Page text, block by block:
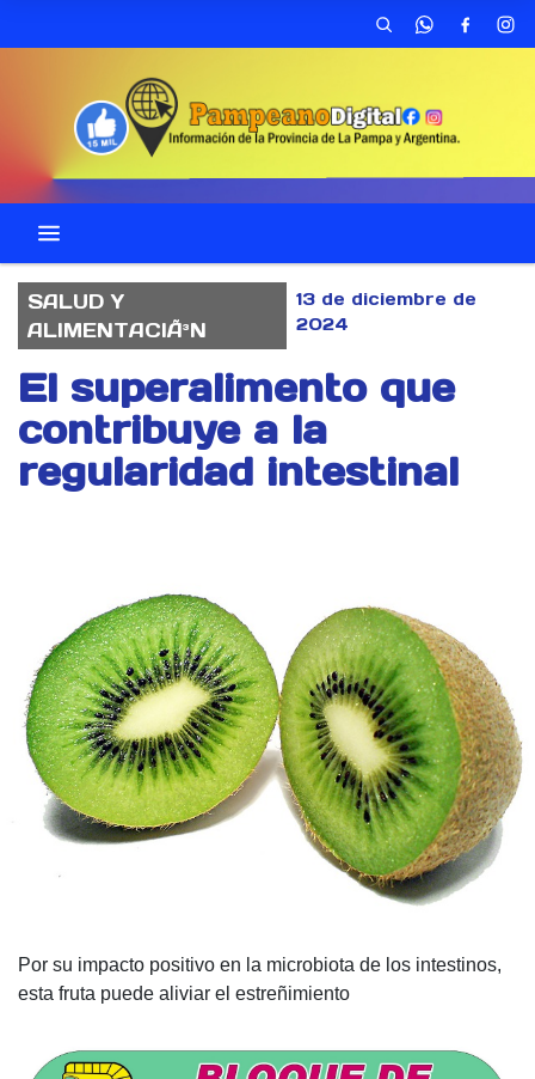
SALUD Y
ALIMENTACIÃ³N
13 de diciembre de
2024
El superalimento que
contribuye a la
regularidad intestinal
Por su impacto positivo en la microbiota de los intestinos,
esta fruta puede aliviar el estreñimiento